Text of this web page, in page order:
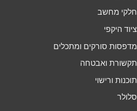
חלקי מחשב
ציוד היקפי
מדפסות סורקים ומתכלים
תקשורת ואבטחה
תוכנות ורישוי
סלולר